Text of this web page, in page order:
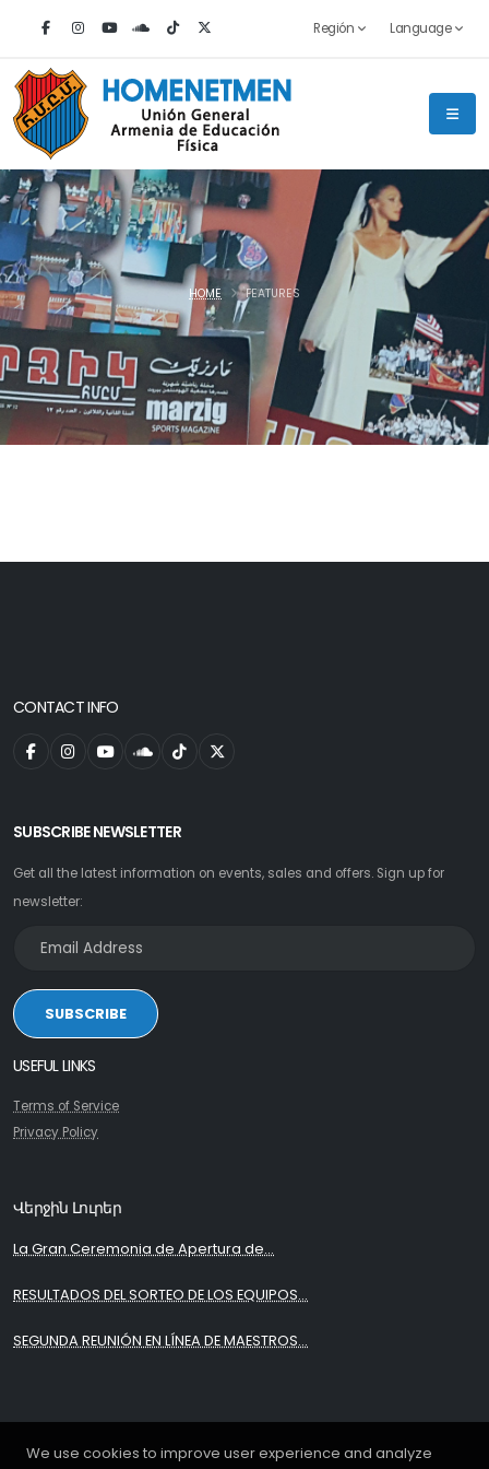
We use cookies to improve user experience and analyze
Región Language
HOME FEATURES
CONTACT INFO
SUBSCRIBE NEWSLETTER
Get all the latest information on events, sales and offers. Sign up for
newsletter:
SUBSCRIBE
USEFUL LINKS
Terms of Service
Privacy Policy
Վերջին Լուրեր
La Gran Ceremonia de Apertura de...
RESULTADOS DEL SORTEO DE LOS EQUIPOS...
SEGUNDA REUNIÓN EN LÍNEA DE MAESTROS...